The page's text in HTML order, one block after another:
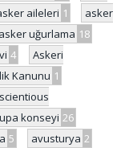
aileleri 1
asker
asker uğurlama 18
4
Askeri
Kanunu 1
konseyi 26
5 avusturya 2